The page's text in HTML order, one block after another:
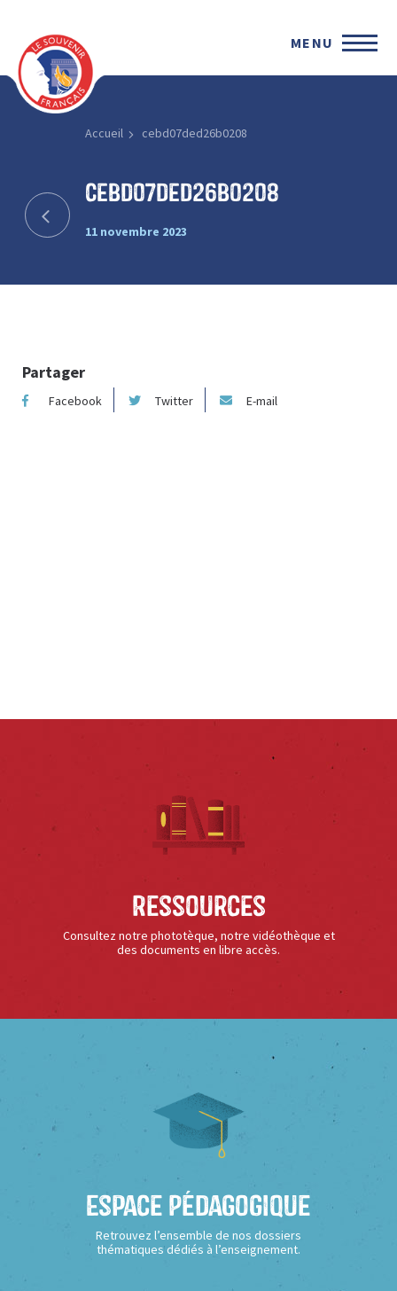
MENU
Accueil cebd07ded26b0208
cebd07ded26b0208
11 novembre 2023
Partager
Facebook Twitter E-mail
Ressources
Consultez notre phototèque, notre vidéothèque et
des documents en libre accès.
Espace Pédagogique
Retrouvez l’ensemble de nos dossiers
thématiques dédiés à l’enseignement.